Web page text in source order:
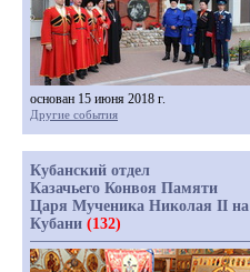
основан 15 июня 2018 г.
Другие события
Кубанский отдел
Казачьего Конвоя Памяти
Царя Мученика Николая II на
Кубани (132)